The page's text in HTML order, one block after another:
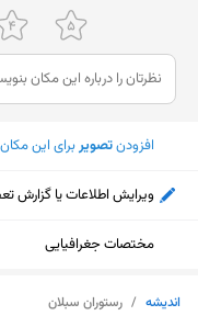
افزودنتصویربرای این مکان
ویرایش اطلاعات یا گزارش
مختصات جغرافیایی
اندیشه / رستوران سبلان